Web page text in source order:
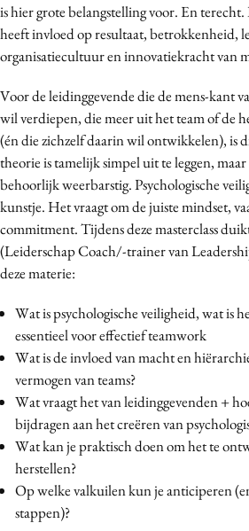
is hier grote belangstelling voor. En
heeft invloed op resultaat, betrokkenheid,
organisatiecultuur en innovatiekracht van
Voor de leidinggevende die de mens-kant
wil verdiepen, die meer uit het team of de
(én die zichzelf daarin wil ontwikkelen), is
theorie is tamelijk simpel uit te leggen,
behoorlijk weerbarstig. Psychologische
kunstje. Het vraagt om de juiste mindset,
commitment. Tijdens deze masterclass
(Leiderschap Coach/-trainer van
deze materie:
Wat is psychologische veiligheid, wat is
essentieel voor effectief teamwork
Wat is de invloed van macht en
vermogen van teams?
Wat vraagt het van leidinggevenden +
bijdragen aan het creëren van
Wat kan je praktisch doen om het te
herstellen?
Op welke valkuilen kun je anticiperen
stappen)?